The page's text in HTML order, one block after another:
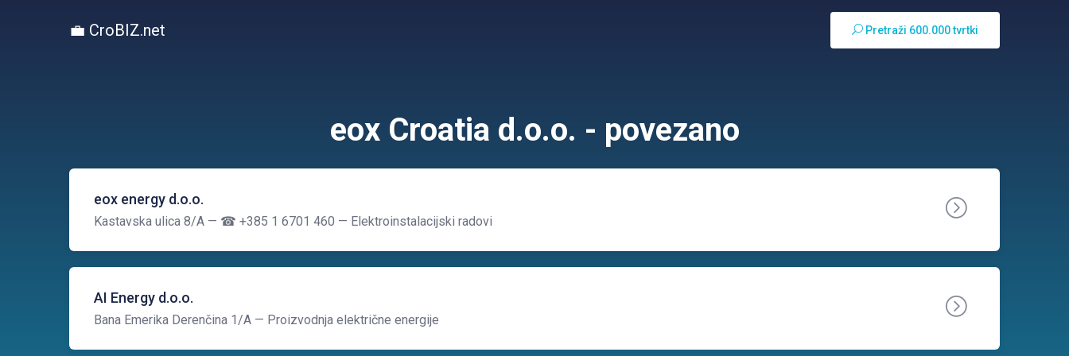
💼 CroBIZ.net Pretraži 600.000 tvrtki
eox Croatia d.o.o. - povezano
eox energy d.o.o.
Kastavska ulica 8/A — ☎ +385 1 6701 460 — Elektroinstalacijski radovi
AI Energy d.o.o.
Bana Emerika Derenčina 1/A — Proizvodnja električne energije